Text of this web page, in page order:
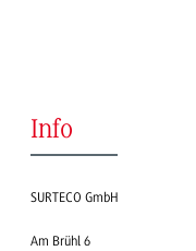
Info
SURTECO GmbH
Am Brühl 6